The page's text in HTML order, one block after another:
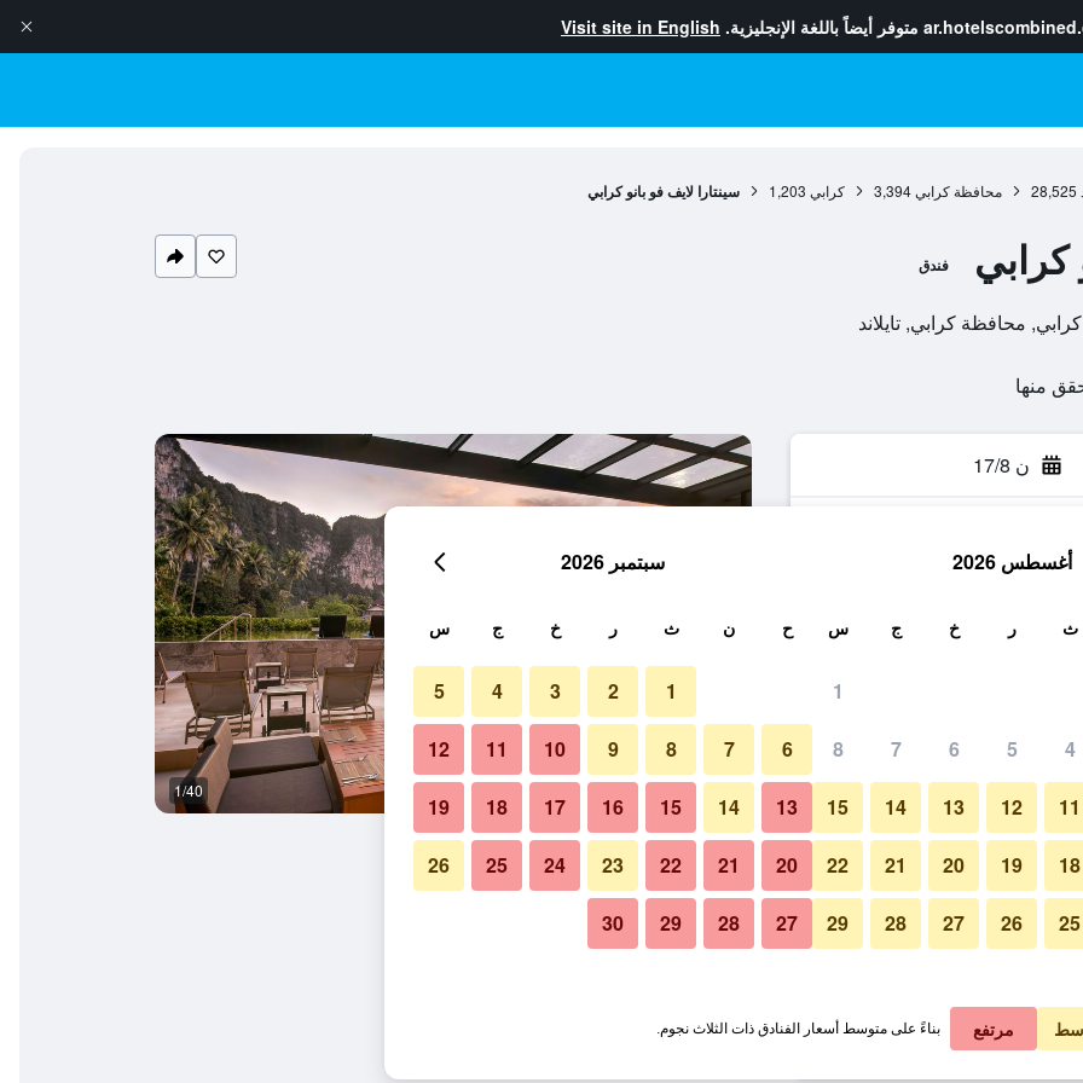
متوفر أيضاً باللغة الإنجليزية. Visit site in English
28,525 محافظة كرابي 3,394 كرابي 1,203 سينتارا لايف فو بانو كرابي
كرابي فندق
ن 17/8
في الليلة
78 ﷼ عرض الصفقة
82 ﷼ عرض الصفقة
مطعم 1/40
صور لـ سينتارا لايف فو بانو كرابي
أغسطس 2026
ث ر خ ج س
1
4
5
6
7
8
11
12
13
14
15
18
19
20
21
22
25
26
27
28
29
سبتمبر 2026
ح ن ث ر خ ج س
1
2
3
4
5
6
7
8
9
10
11
12
13
14
15
16
17
18
19
20
21
22
23
24
25
26
27
28
29
30
مرتفع بناءً على متوسط أسعار الفنادق ذات الثلاث نجوم.